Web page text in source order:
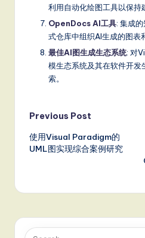
利用自动化绘图工具以保持
OpenDocs AI工具: 集成
式仓库中组织AI生成的图表
最佳AI图生成生态系统: 对
模生态系统及其在软件开发
索。
Post
navigation
Previous Post
使用Visual Paradigm的
UML图实现综合案例研究